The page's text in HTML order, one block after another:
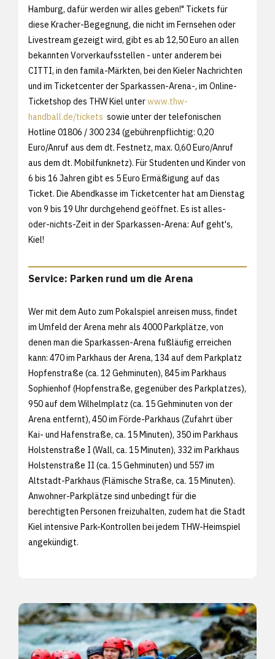
Hamburg, dafür werden wir alles geben!" Tickets für
diese Kracher-Begegnung, die nicht im Fernsehen oder
Livestream gezeigt wird, gibt es ab 12,50 Euro an allen
bekannten Vorverkaufsstellen - unter anderem bei
CITTI, in den famila-Märkten, bei den Kieler Nachrichten
und im Ticketcenter der Sparkassen-Arena-, im Online-
Ticketshop des THW Kiel unterwww.thw-
handball.de/tickets sowie unter der telefonischen
Hotline 01806 / 300 234 (gebührenpflichtig: 0,20
Euro/Anruf aus dem dt. Festnetz, max. 0,60 Euro/Anruf
aus dem dt. Mobilfunknetz). Für Studenten und Kinder von
6 bis 16 Jahren gibt es 5 Euro Ermäßigung auf das
Ticket. Die Abendkasse im Ticketcenter hat am Dienstag
von 9 bis 19 Uhr durchgehend geöffnet. Es ist alles-
oder-nichts-Zeit in der Sparkassen-Arena: Auf geht's,
Kiel!
Service: Parken rund um die Arena
Wer mit dem Auto zum Pokalspiel anreisen muss, findet
im Umfeld der Arena mehr als 4000 Parkplätze, von
denen man die Sparkassen-Arena fußläufig erreichen
kann: 470 im Parkhaus der Arena, 134 auf dem Parkplatz
Hopfenstraße (ca. 12 Gehminuten), 845 im Parkhaus
Sophienhof (Hopfenstraße, gegenüber des Parkplatzes),
950 auf dem Wilhelmplatz (ca. 15 Gehminuten von der
Arena entfernt), 450 im Förde-Parkhaus (Zufahrt über
Kai- und Hafenstraße, ca. 15 Minuten), 350 im Parkhaus
Holstenstraße I (Wall, ca. 15 Minuten), 332 im Parkhaus
Holstenstraße II (ca. 15 Gehminuten) und 557 im
Altstadt-Parkhaus (Flämische Straße, ca. 15 Minuten).
Anwohner-Parkplätze sind unbedingt für die
berechtigten Personen freizuhalten, zudem hat die Stadt
Kiel intensive Park-Kontrollen bei jedem THW-Heimspiel
angekündigt.